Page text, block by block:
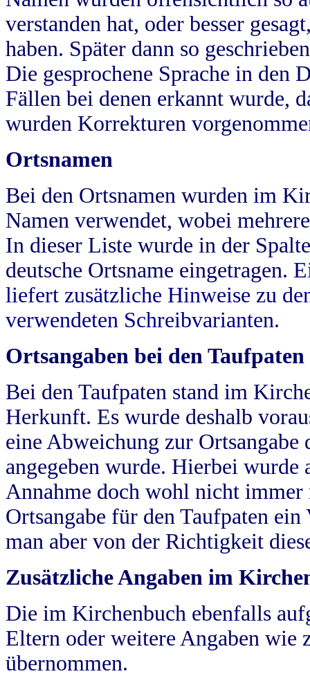
verstanden hat, oder besser
haben. Später dann so
Die gesprochene Sprache in
Fällen bei denen erkannt wurde,
wurden Korrekturen
Ortsnamen
Bei den Ortsnamen wurden im
Namen verwendet, wobei
In dieser Liste wurde in der
deutsche Ortsname eingetragen.
liefert zusätzliche Hinweise zu
verwendeten Schreibvarianten.
Ortsangaben bei den Taufpaten
Bei den Taufpaten stand im
Herkunft. Es wurde deshalb
eine Abweichung zur
angegeben wurde. Hierbei wurde
Annahme doch wohl nicht
Ortsangabe für den Taufpaten
man aber von der Richtigkeit
Zusätzliche Angaben im
Die im Kirchenbuch ebenfalls
Eltern oder weitere Angaben wie
übernommen.